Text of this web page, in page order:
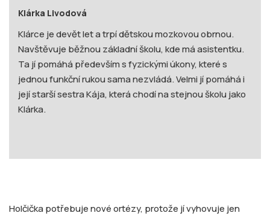
Klárka Livodová
Klárce je devět let a trpí dětskou mozkovou obrnou.
Navštěvuje běžnou základní školu, kde má asistentku.
Ta jí pomáhá především s fyzickými úkony, které s
jednou funkční rukou sama nezvládá. Velmi jí pomáhá i
její starší sestra Kája, která chodí na stejnou školu jako
Klárka.
Holčička potřebuje nové ortézy, protože jí vyhovuje jen